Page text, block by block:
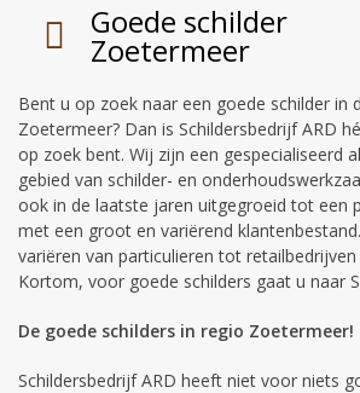
Goede schilder
Zoetermeer
Bent u op zoek naar een goede schilder in
Zoetermeer? Dan is Schildersbedrijf ARD
op zoek bent. Wij zijn een gespecialiseerd
gebied van schilder- en
ook in de laatste jaren uitgegroeid tot een
met een groot en variërend
variëren van particulieren tot
Kortom, voor goede schilders gaat u naar
De goede schilders in regio Zoetermeer!
Schildersbedrijf ARD heeft niet voor niets